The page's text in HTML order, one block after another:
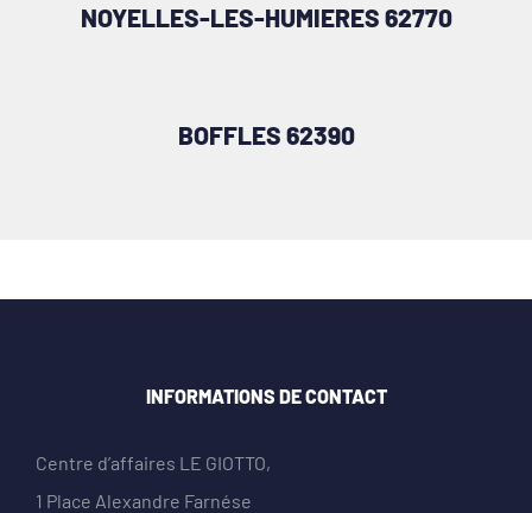
NOYELLES-LES-HUMIERES 62770
BOFFLES 62390
INFORMATIONS DE CONTACT
Centre d’affaires LE GIOTTO,
1 Place Alexandre Farnése